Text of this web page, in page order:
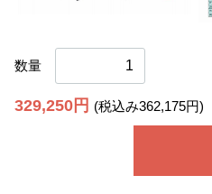
数量
329,250円 (税込み362,175円)